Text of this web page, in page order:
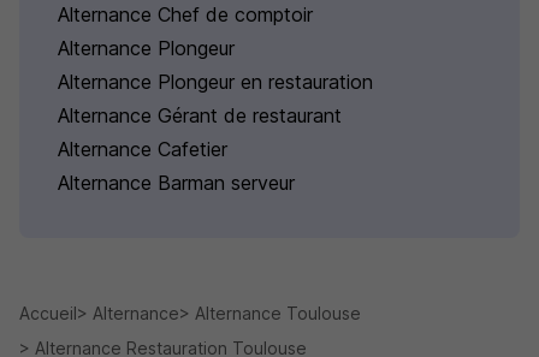
Alternance Chef de comptoir
Alternance Plongeur
Alternance Plongeur en restauration
Alternance Gérant de restaurant
Alternance Cafetier
Alternance Barman serveur
Accueil Alternance
Alternance Toulouse
Alternance Restauration Toulouse